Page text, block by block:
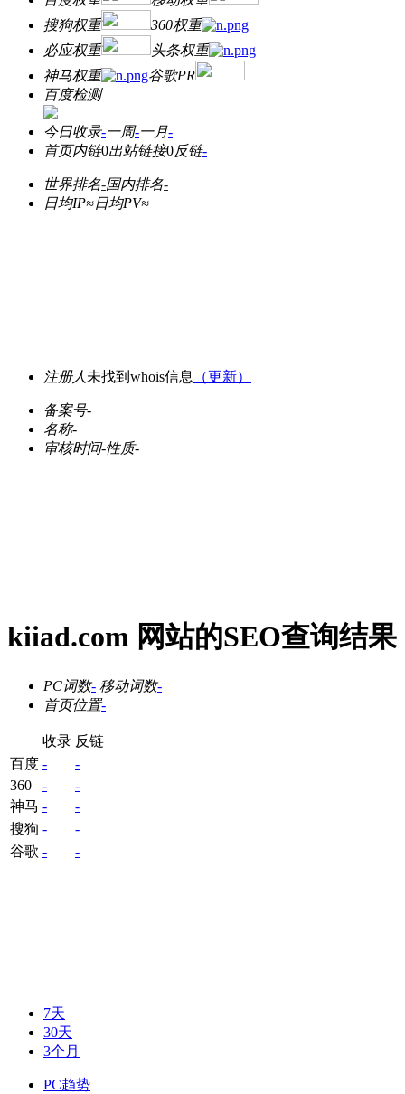
搜狗权重
360权重
必应权重
头条权重
神马权重
谷歌PR
百度检测
今日收录-一周-一月-
首页内链0出站链接0反链-
世界排名-国内排名-
日均IP≈日均PV≈
注册人 未找到whois信息 （更新）
备案号-
名称-
审核时间-性质-
kiiad.com 网站的SEO查询结果
PC词数- 移动词数-
首页位置-
收录 反链
百度 -
-
360
-
-
神马 -
-
搜狗 -
-
谷歌 - -
7天
30天
3个月
PC趋势